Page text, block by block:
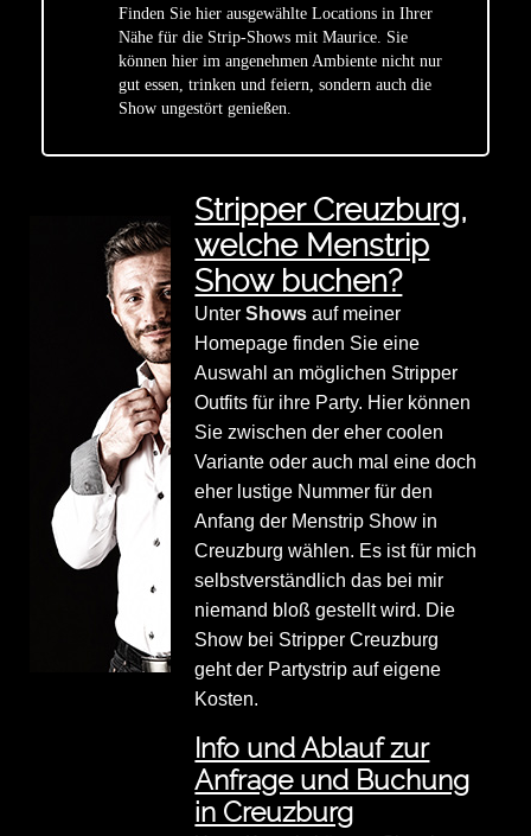
Finden Sie hier ausgewählte Locations in Ihrer
Nähe für die Strip-Shows mit Maurice. Sie
können hier im angenehmen Ambiente nicht nur
gut essen, trinken und feiern, sondern auch die
Show ungestört genießen.
Stripper Creuzburg,
welche Menstrip
Show buchen?
UnterShows auf meiner
Homepage finden Sie eine
Auswahl an möglichen Stripper
Outfits für ihre Party. Hier können
Sie zwischen der eher coolen
Variante oder auch mal eine doch
eher lustige Nummer für den
Anfang der Menstrip Show in
Creuzburg wählen. Es ist für mich
selbstverständlich das bei mir
niemand bloß gestellt wird. Die
Show bei Stripper Creuzburg
geht der Partystrip auf eigene
Kosten.
Info und Ablauf zur
Anfrage und Buchung
in Creuzburg